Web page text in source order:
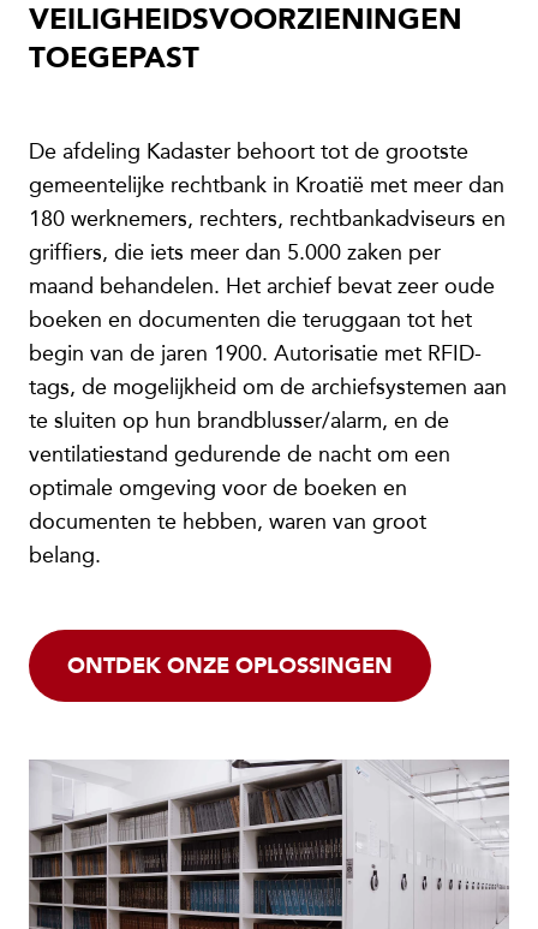
VEILIGHEIDSVOORZIENINGEN
TOEGEPAST
De afdeling Kadaster behoort tot de grootste
gemeentelijke rechtbank in Kroatië met meer dan
180 werknemers, rechters, rechtbankadviseurs en
griffiers, die iets meer dan 5.000 zaken per
maand behandelen. Het archief bevat zeer oude
boeken en documenten die teruggaan tot het
begin van de jaren 1900. Autorisatie met RFID-
tags, de mogelijkheid om de archiefsystemen aan
te sluiten op hun brandblusser/alarm, en de
ventilatiestand gedurende de nacht om een
optimale omgeving voor de boeken en
documenten te hebben, waren van groot
belang.
ONTDEK ONZE OPLOSSINGEN